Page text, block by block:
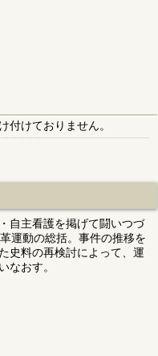
付けておりません。
自主看護を掲げて闘いつづ
運動の総括。事件の推移を
史料の再検討によって、運
なおす。